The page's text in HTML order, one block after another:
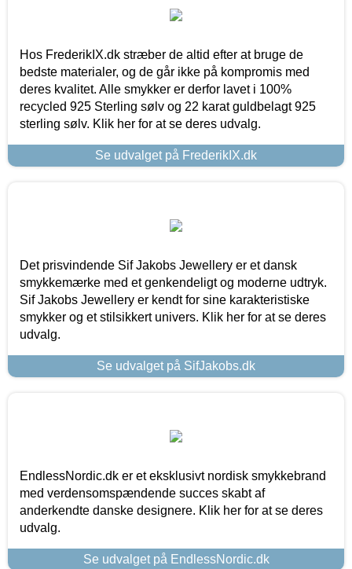
Hos FrederikIX.dk stræber de altid efter at bruge de
bedste materialer, og de går ikke på kompromis med
deres kvalitet. Alle smykker er derfor lavet i 100%
recycled 925 Sterling sølv og 22 karat guldbelagt 925
sterling sølv. Klik her for at se deres udvalg.
Se udvalget på FrederikIX.dk
Det prisvindende Sif Jakobs Jewellery er et dansk
smykkemærke med et genkendeligt og moderne udtryk.
Sif Jakobs Jewellery er kendt for sine karakteristiske
smykker og et stilsikkert univers. Klik her for at se deres
udvalg.
Se udvalget på SifJakobs.dk
EndlessNordic.dk er et eksklusivt nordisk smykkebrand
med verdensomspændende succes skabt af
anderkendte danske designere. Klik her for at se deres
udvalg.
Se udvalget på EndlessNordic.dk